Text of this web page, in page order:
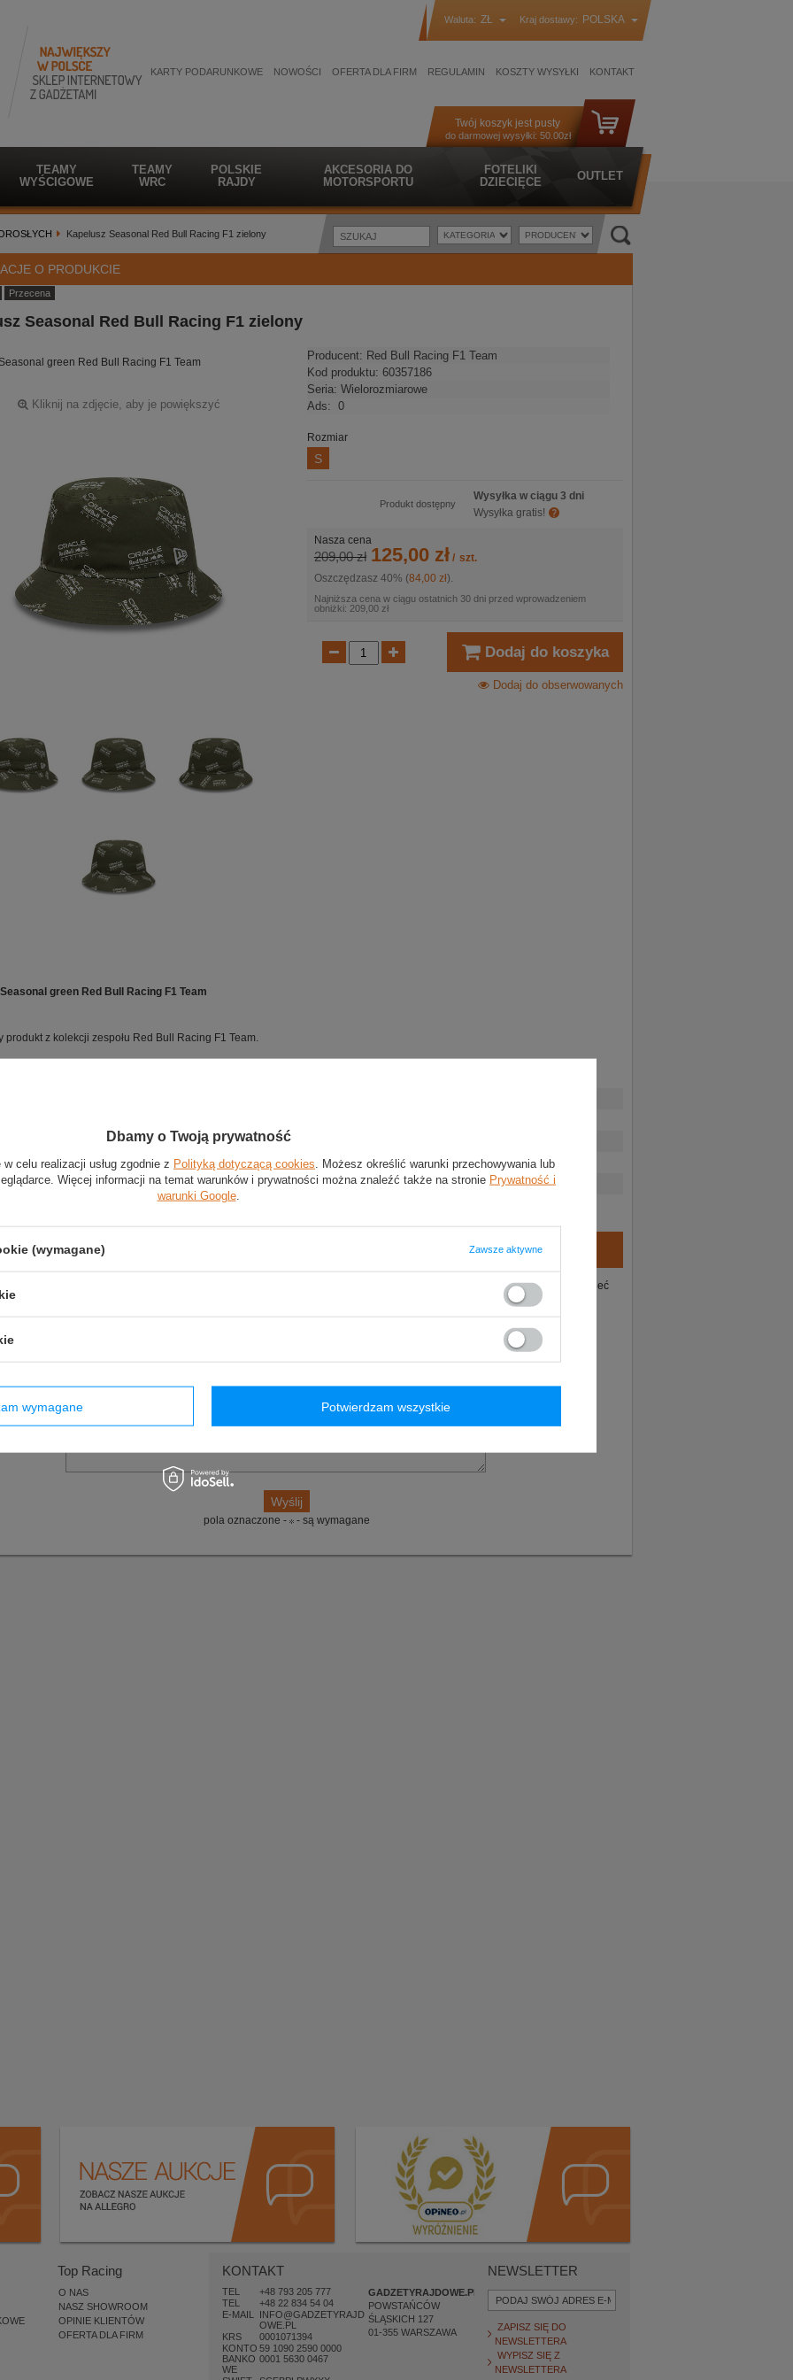
Waluta: ZŁ Kraj dostawy: POLSKA
KARTY PODARUNKOWE NOWOŚCI OFERTA DLA FIRM REGULAMIN KOSZTY WYSYŁKI KONTAKT
Twój koszyk jest pusty
do darmowej wysyłki: 50.00zł
TEAMY
WYŚCIGOWE
TEAMY
WRC
POLSKIE
RAJDY
AKCESORIA DO
MOTORSPORTU
FOTELIKI
DZIECIĘCE
OUTLET
Kapelusz Seasonal Red Bull Racing F1 zielony
O PRODUKCIE
Przecena
Seasonal Red Bull Racing F1 zielony
green Red Bull Racing F1 Team
Kliknij na zdjęcie, aby je powiększyć
Producent: Red Bull Racing F1 Team
Kod produktu: 60357186
Seria: Wielorozmiarowe
Ads: 0
Rozmiar
S
Produkt dostępny
Wysyłka w ciągu 3 dni
Wysyłka gratis!
Nasza cena
209,00 zł 125,00 zł/ szt.
Oszczędzasz 40% (84,00 zł).
Najniższa cena w ciągu ostatnich 30 dni przed wprowadzeniem
obniżki: 209,00 zł
Dodaj do koszyka
Dodaj do obserwowanych
green Red Bull Racing F1 Team
produkt z kolekcji zespołu Red Bull Racing F1 Team.
Grupa wiekowa:
Dorośli
Marka:
Red Bull Racing F1 Team
Płeć:
Unisex
Poliester
Zadaj pytanie
opis jest dla Ciebie niewystarczający, prześlij nam swoje pytanie odnośnie tego produktu. Postaramy się odpowiedzieć
jak tylko będzie to możliwe.
pola oznaczone - - są wymagane
Top Racing
O NAS
NASZ SHOWROOM
OPINIE KLIENTÓW
OFERTA DLA FIRM
KONTAKT
TEL
+48 793 205 777
TEL
+48 22 834 54 04
E-MAIL
INFO@GADZETYRAJD
OWE.PL
KRS
0001071394
KONTO
BANKO
WE
59 1090 2590 0000
0001 5630 0467
GADZETYRAJDOWE.PL
POWSTAŃCÓW
ŚLĄSKICH 127
01-355 WARSZAWA
NEWSLETTER
ZAPISZ SIĘ DO
NEWSLETTERA
WYPISZ SIĘ Z
NEWSLETTERA
Dbamy o Twoją prywatność
celu realizacji usług zgodnie z Polityką dotyczącą cookies . Możesz określić warunki przechowywania lub
Więcej informacji na temat warunków i prywatności można znaleźć także na stronie Prywatność i
warunki Google.
(wymagane) Zawsze aktywne
wymagane Potwierdzam wszystkie